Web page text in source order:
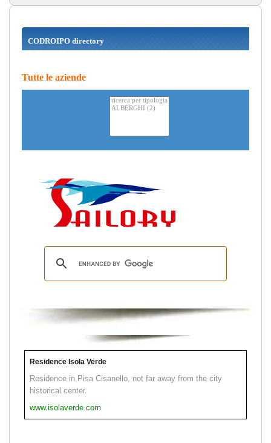
CODROIPO directory
Tutte le aziende
Residence Isola Verde
Residence in Pisa Cisanello, not far away from the city
historical center.
www.isolaverde.com